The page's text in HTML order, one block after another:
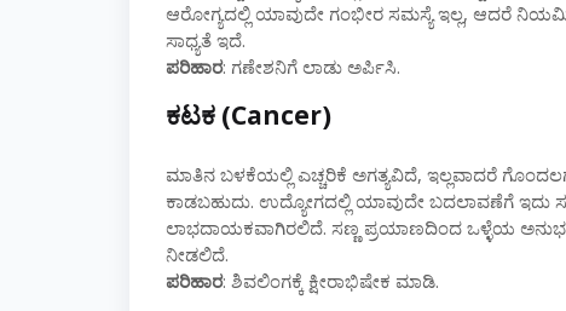
ಆರೋಗ್ಯದಲ್ಲಿ ಯಾವುದೇ ಗಂಭೀರ ಸಮಸ್ಯೆ ಇಲ್ಲ, ಆದರೆ
ಸಾಧ್ಯತೆ ಇದೆ.
ಪರಿಹಾರ: ಗಣೇಶನಿಗೆ ಲಾಡು ಅರ್ಪಿಸಿ.
ಕಟಕ (Cancer)
ಮಾತಿನ ಬಳಕೆಯಲ್ಲಿ ಎಚ್ಚರಿಕೆ ಅಗತ್ಯವಿದೆ, ಇಲ್ಲವಾದರೆ
ಕಾಡಬಹುದು. ಉದ್ಯೋಗದಲ್ಲಿ ಯಾವುದೇ ಬದಲಾವಣೆಗೆ ಇದು
ಲಾಭದಾಯಕವಾಗಿರಲಿದೆ. ಸಣ್ಣ ಪ್ರಯಾಣದಿಂದ ಒಳ್ಳೆಯ
ನೀಡಲಿದೆ.
ಪರಿಹಾರ: ಶಿವಲಿಂಗಕ್ಕೆ ಕ್ಷೀರಾಭಿಷೇಕ ಮಾಡಿ.